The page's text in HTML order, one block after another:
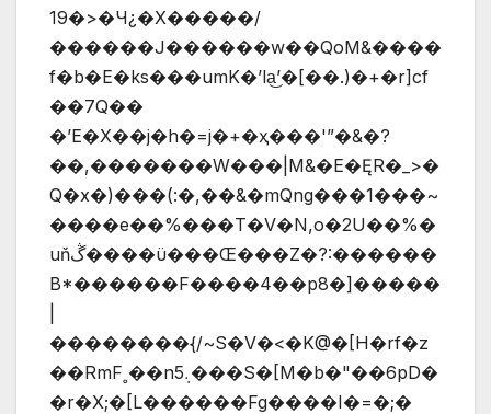
19�>�Ч¿�X�����/
������Ϳ������w��QoM&����
f�b�E�ks���umK�’la͜’�[��.)�+�r]cf
��7Q��
�’E�X��j�h�=ј�+�ҳ���'”�&�?
��,�������W���|M&�E�ĘR�_>�
Q�x�)���(:�,��&�mQng���1���~
����e��%���T�V�N,o�2U��%�
uňڴ����ϋ���Œ���Z�?:������
B*������F����4��p8�]�����
��������{/~S�V�<�K@�[H�rf�z
��RmF˳��n5܉���S�[M�b�"��6pD�
�r�X;�[L������Fg����I�=�;�